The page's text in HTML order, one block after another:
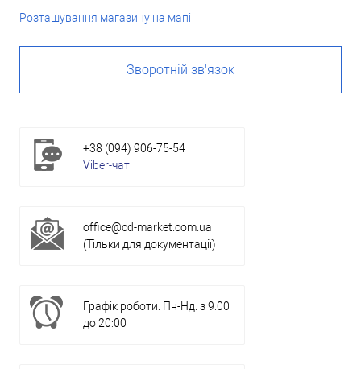
Розташування магазину на мапі
Зворотній зв'язок
+38 (094) 906-75-54
Viber-чат
office@cd-market.com.ua
(Тільки для документації)
Графік роботи: Пн-Нд: з 9:00
до 20:00